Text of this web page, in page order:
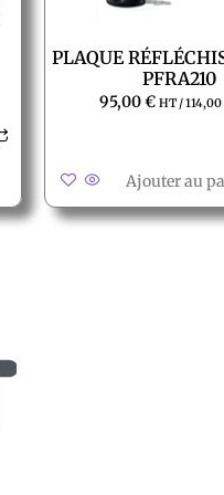
PLAQUE
PFRA210
95,00€ HT /114,00
Ajouter au